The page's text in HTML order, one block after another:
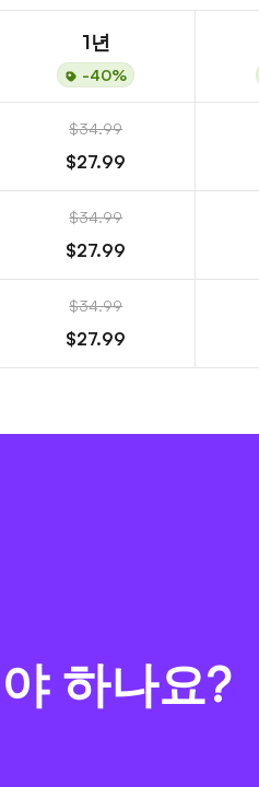
1년
-40%
$34.99
$27.99
$34.99
$27.99
$34.99
$27.99
하나요?